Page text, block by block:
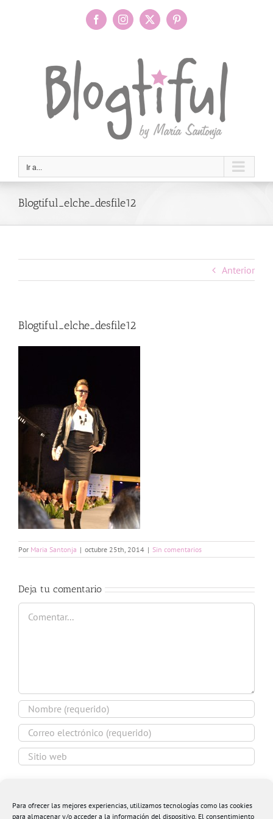
Para ofrecer las mejores experiencias, utilizamos tecnologías como las cookies
para almacenar y/o acceder a la información del dispositivo. El consentimiento
FacebookInstagram
X Pinterest
Ir a...
Blogtiful_elche_desfile12
Anterior
Blogtiful_elche_desfile12
Por Maria Santonja | octubre 25th, 2014 | Sin comentarios
Deja tu comentario
Comentar
navegador para la próxima vez que comente.